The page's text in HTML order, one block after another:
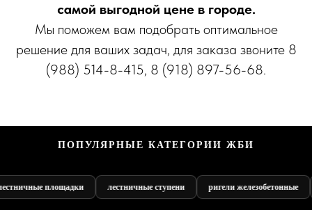
самой выгодной цене в городе.
Мы поможем вам подобрать оптимальное
решение для ваших задач, для заказа звоните 8
(988) 514-8-415, 8 (918) 897-56-68.
ПОПУЛЯРНЫЕ КАТЕГОРИИ ЖБИ
лестничные ступени ригели железобетонные колонны